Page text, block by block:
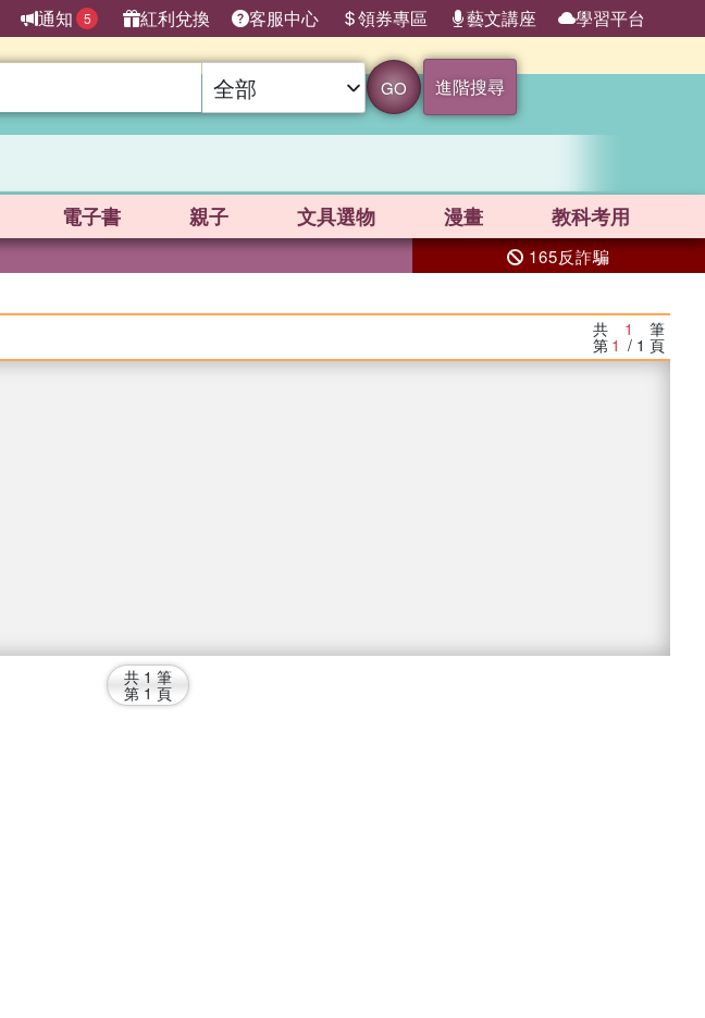
通知 5 紅利兌換 客服中心 領券專區 藝文講座 學習平台
GO 進階搜尋
電子書 親子 文具選物 漫畫 教科考用
165反詐騙
共 1 筆
第 1 / 1 頁
共 1 筆
第 1 頁